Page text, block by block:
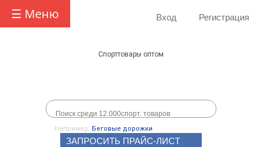
☰ Меню Вход Регистрация
Спорттовары оптом
Например, Беговые дорожки
ЗАПРОСИТЬ ПРАЙС-ЛИСТ